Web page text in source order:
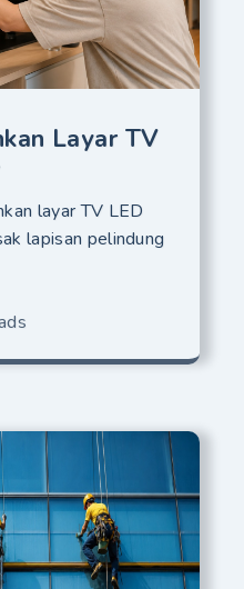
Layar TV
layar TV LED
lapisan pelindung